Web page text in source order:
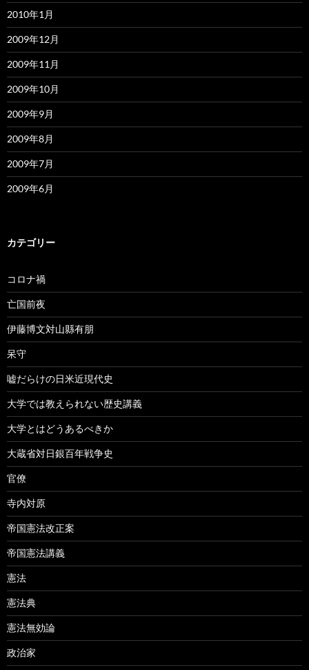
2010年1月
2009年12月
2009年11月
2009年10月
2009年9月
2009年8月
2009年7月
2009年6月
カテゴリー
コロナ禍
亡国前夜
伊藤博文対山縣有朋
呆守
嘘だらけの日米近現代史
大学では教えられない歴史講義
大学とはどうあるべきか
大蔵省対日銀百年戦争史
官僚
寺内対原
帝国憲法改正案
帝国憲法講義
憲法
憲法典
憲法無効論
政治家